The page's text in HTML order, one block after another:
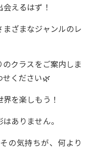
えるはず！
ざまなジャンルのレ
クラスをご案内しま
ください🌿
を楽しもう！
ありません。
の気持ちが、何より